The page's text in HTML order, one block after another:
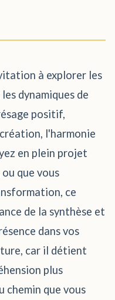
à explorer les
dynamiques de
positif,
l'harmonie
en plein projet
que vous
ce
de la synthèse et
dans vos
car il détient
plus
chemin que vous